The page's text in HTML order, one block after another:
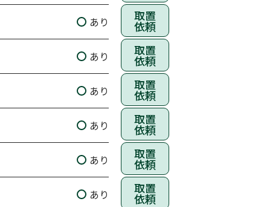
あり 取置
依頼
あり 取置
依頼
あり 取置
依頼
あり 取置
依頼
あり 取置
依頼
あり 取置
依頼